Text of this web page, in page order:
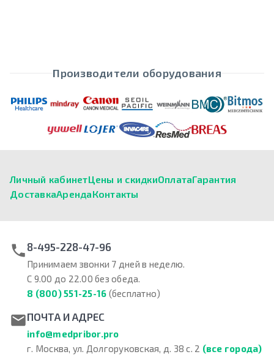
Производители оборудования
Личный кабинетЦены и скидкиОплатаГарантия
ДоставкаАрендаКонтакты
8-495-228-47-96
Принимаем звонки 7 дней в неделю.
С 9.00 до 22.00 без обеда.
8 (800) 551-25-16 (бесплатно)
ПОЧТА И АДРЕС
info@medpribor.pro
г. Москва, ул. Долгоруковская, д. 38 с. 2 (все города)